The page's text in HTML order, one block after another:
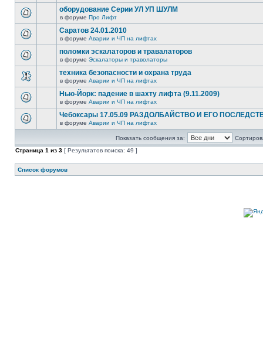
оборудование Серии УЛ УП ШУЛМ
в форуме Про Лифт
Саратов 24.01.2010
в форуме Аварии и ЧП на лифтах
поломки эскалаторов и травалаторов
в форуме Эскалаторы и траволаторы
техника безопасности и охрана труда
в форуме Аварии и ЧП на лифтах
Нью-Йорк: падение в шахту лифта (9.11.2009)
в форуме Аварии и ЧП на лифтах
Чебоксары 17.05.09 РАЗДОЛБАЙСТВО И ЕГО
в форуме Аварии и ЧП на лифтах
Показать сообщения за:
Страница 1 из 3 [ Результатов поиска: 49 ]
Список форумов